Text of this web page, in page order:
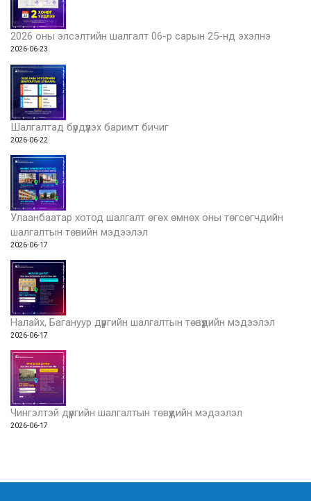
2026 оны элсэлтийн шалгалт 06-р сарын 25-нд эхэлнэ
2026-06-23
Шалгалтад бүрдүүлэх баримт бичиг
2026-06-22
Улаанбаатар хотод шалгалт өгөх өмнөх оны төгсөгчдийн
шалгалтын төвийн мэдээлэл
2026-06-17
Налайх, Багануур дүүргийн шалгалтын төвүүдийн мэдээлэл
2026-06-17
Чингэлтэй дүүргийн шалгалтын төвүүдийн мэдээлэл
2026-06-17